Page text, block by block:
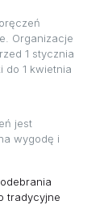
Organizacje
1 stycznia
do 1 kwietnia
jest
wygodę i
tradycyjne